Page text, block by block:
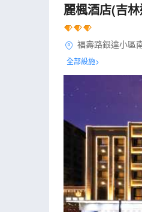
麗楓酒店(吉
福壽路銀達小區
全部設施>